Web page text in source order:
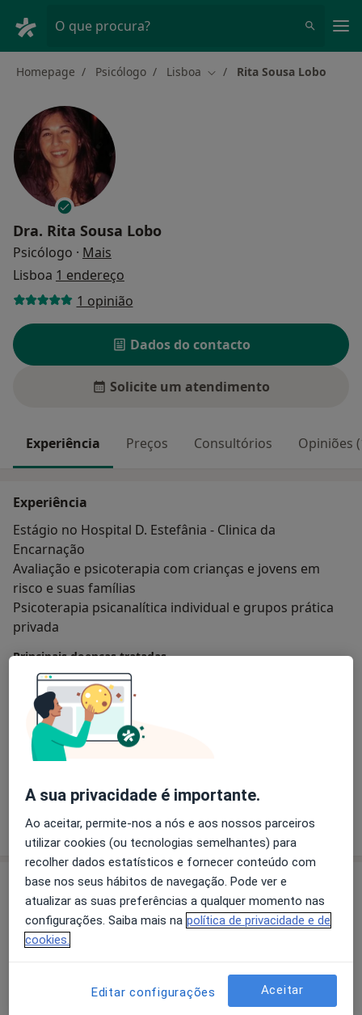
O que procura?
Homepage Psicólogo Lisboa Mudar de cidade
Rita Sousa Lobo
Dra. Rita Sousa Lobo
Psicólogo · Mais
Lisboa 1 endereço
1 opinião
Dados do contacto
Solicite um atendimento
Experiência Preços Consultórios Opiniões
Experiência
Estágio no Hospital D. Estefânia - Clinica da
Encarnação
Avaliação e psicoterapia com crianças e jovens em
risco e suas famílias
Psicoterapia psicanalítica individual e grupos prática
privada
Principais doenças tratadas
Disfunções Sexuais Psicogênicas
Transtornos da Alimentação
Ansiedade Da Separação
Transtornos Da Ansiedade
Mostrar mais detalhes
sobre a experiência
Serviços e preços
Primeira consulta Psicologia
Detalhes
A sua privacidade é importante.
Ao aceitar, permite-nos a nós e aos nossos parceiros
utilizar cookies (ou tecnologias semelhantes) para
recolher dados estatísticos e fornecer conteúdo com
base nos seus hábitos de navegação. Pode ver e
atualizar as suas preferências a qualquer momento nas
configurações. Saiba mais na política de privacidade e de
cookies.
Editar configurações Aceitar